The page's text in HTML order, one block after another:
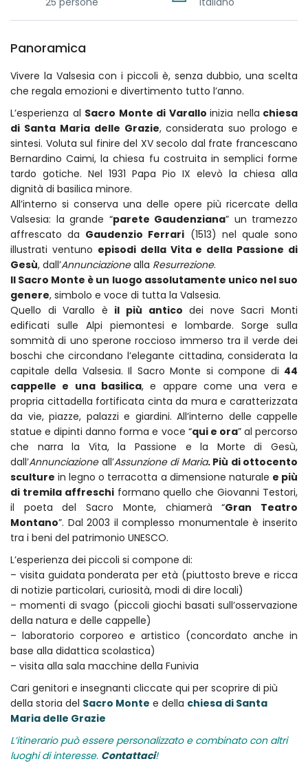
Panoramica
Vivere la Valsesia con i piccoli è, senza dubbio, una scelta
che regala emozioni e divertimento tutto l’anno.
L’esperienza al Sacro Monte di Varallo inizia nella chiesa
di Santa Maria delle Grazie, considerata suo prologo e
sintesi. Voluta sul finire del XV secolo dal frate francescano
Bernardino Caimi, la chiesa fu costruita in semplici forme
tardo gotiche. Nel 1931 Papa Pio IX elevò la chiesa alla
dignità di basilica minore.
All’interno si conserva una delle opere più ricercate della
Valsesia: la grande “parete Gaudenziana” un tramezzo
affrescato da Gaudenzio Ferrari (1513) nel quale sono
illustrati ventuno episodi della Vita e della Passione di
Gesù, dall’Annunciazionealla Resurrezione.
Il Sacro Monte è un luogo assolutamente unico nel suo
genere, simbolo e voce di tutta la Valsesia.
Quello di Varallo è il più antico dei nove Sacri Monti
edificati sulle Alpi piemontesi e lombarde. Sorge sulla
sommità di uno sperone roccioso immerso tra il verde dei
boschi che circondano l’elegante cittadina, considerata la
capitale della Valsesia. Il Sacro Monte si compone di 44
cappelle e una basilica, e appare come una vera e
propria cittadella fortificata cinta da mura e caratterizzata
da vie, piazze, palazzi e giardini. All’interno delle cappelle
statue e dipinti danno forma e voce “qui e ora” al percorso
che narra la Vita, la Passione e la Morte di Gesù,
dall’Annunciazioneall’Assunzione di Maria. Più di ottocento
sculture in legno o terracotta a dimensione naturale e più
di tremila affreschiformano quello che Giovanni Testori,
il poeta del Sacro Monte, chiamerà “Gran Teatro
Montano”. Dal 2003 il complesso monumentale è inserito
tra i beni del patrimonio UNESCO.
L’esperienza dei piccoli si compone di:
– visita guidata ponderata per età (piuttosto breve e ricca
di notizie particolari, curiosità, modi di dire locali)
– momenti di svago (piccoli giochi basati sull’osservazione
della natura e delle cappelle)
– laboratorio corporeo e artistico (concordato anche in
base alla didattica scolastica)
– visita alla sala macchine della Funivia
Cari genitori e insegnanti cliccate qui per scoprire di più
della storia del Sacro Monte e della chiesa di Santa
Maria delle Grazie
L’itinerario può essere personalizzato e combinato con altri
luoghi di interesse. Contattaci!